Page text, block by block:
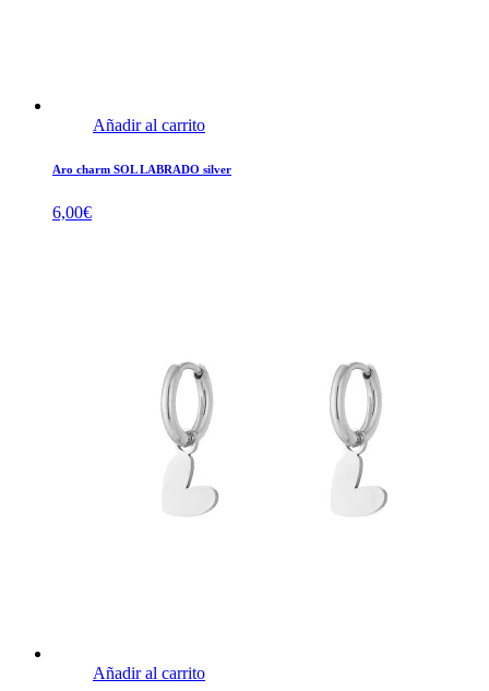
Añadir al carrito
Aro charm SOL LABRADO silver
6,00€
Añadir al carrito